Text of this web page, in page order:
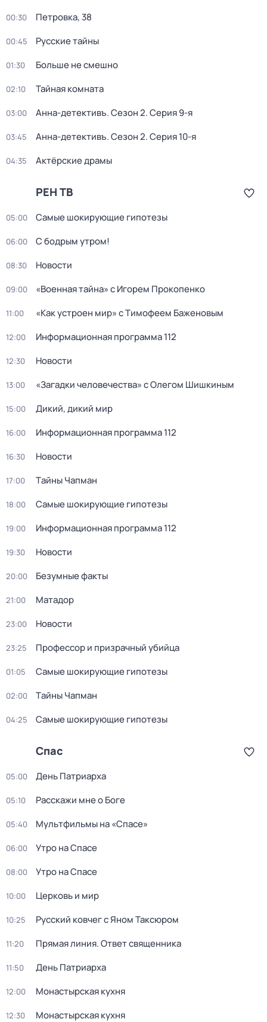
00:30 Петровка, 38
00:45 Русские тайны
01:30 Больше не смешно
02:10 Тайная комната
03:00 Анна-детективъ. Сезон 2. Серия 9-я
03:45 Анна-детективъ. Сезон 2. Серия 10-я
04:35 Актёрские драмы
РЕН ТВ
05:00 Самые шoкиpующие гипотезы
06:00 С бодрым утром!
08:30 Новости
09:00 «Военная тайна» с Игорем Прокопенко
11:00 «Как устроен мир» с Тимофеем Баженовым
12:00 Информационная программа 112
12:30 Новости
13:00 «Загадки человечества» с Олегом Шишкиным
15:00 Дикий, дикий мир
16:00 Информационная программа 112
16:30 Новости
17:00 Тaйны Чапман
18:00 Самые шoкиpующие гипотезы
19:00 Информационная программа 112
19:30 Новости
20:00 Безумные факты
21:00 Матадор
23:00 Новости
23:25 Профессор и призрачный убийца
01:05 Самые шoкиpующие гипотезы
02:00 Тaйны Чапман
04:25 Самые шoкиpующие гипотезы
Спас
05:00 День Патриарха
05:10 Расскажи мне о Боге
05:40 Мультфильмы на «Спасе»
06:00 Утро на Спасе
08:00 Утро на Спасе
10:00 Церковь и мир
10:25 Русский ковчег с Яном Таксюром
11:20 Прямая линия. Ответ священника
11:50 День Патриарха
12:00 Монастырская кухня
12:30 Монастырская кухня